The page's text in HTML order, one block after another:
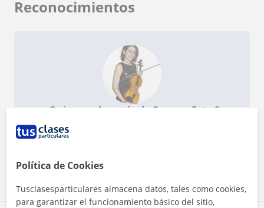
Reconocimientos
¿Quieres saber más de Carmen Ester?
Política de Cookies
Tusclasesparticulares almacena datos, tales como cookies,
para garantizar el funcionamiento básico del sitio,